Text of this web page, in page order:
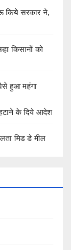
किये सरकार ने,
किसानों को
हुआ महंगा
हटाने के दिये आदेश
मिड डे मील